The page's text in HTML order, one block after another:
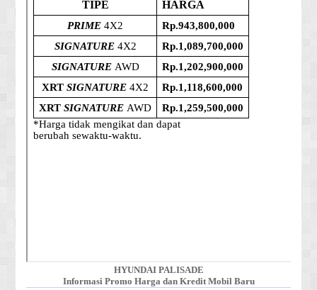
HYUNDAI PALISADE
Informasi Promo Harga dan Kredit Mobil Baru